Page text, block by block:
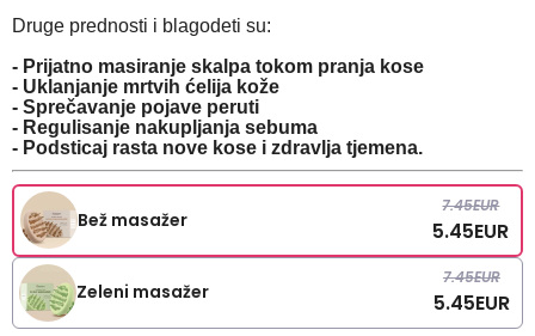
Druge prednosti i blagodeti su:
- Prijatno masiranje skalpa tokom pranja kose
- Uklanjanje mrtvih ćelija kože
- Sprečavanje pojave peruti
- Regulisanje nakupljanja sebuma
- Podsticaj rasta nove kose i zdravlja tjemena.
Bež masažer
7.45EUR
5.45EUR
Zeleni masažer
7.45EUR
5.45EUR